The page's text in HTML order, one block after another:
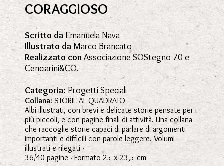
CORAGGIOSO
Scritto daEmanuela Nava
Illustrato da Marco Brancato
Realizzato conAssociazione SOStegno 70 e
Cenciarini&CO.
Categoria: Progetti Speciali
Collana: STORIE AL QUADRATO
Albi illustrati, con brevi e delicate storie pensate per i
più piccoli, e con pagine finali di attività. Una collana
che raccoglie storie capaci di parlare di argomenti
importanti e difficili con parole leggere. Volumi
illustrati e rilegati ·
36/40 pagine · Formato 25 x 23,5 cm